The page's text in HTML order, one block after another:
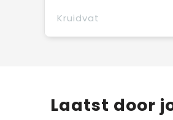
Kruidvat
Laatst door